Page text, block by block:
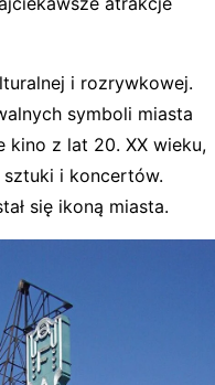
i rozrywkowej.
symboli miasta
kino z lat 20. XX wieku,
sztuki i koncertów.
się ikoną miasta.